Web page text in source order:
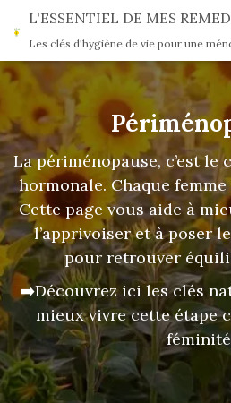
L'ESSENTIEL DE MES
Les clés d'hygiène de vie pour une
La périménopause, c’est
hormonale. Chaque
Cette page vous aide à
l’apprivoiser et à poser
pour retrouver
➡️Découvrez ici les clés
mieux vivre cette étape